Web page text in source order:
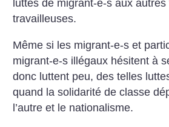
luttes de migrant-e-s aux
travailleuses.
Même si les migrant-e-s et
migrant-e-s illégaux hésitent à
donc luttent peu, des telles
quand la solidarité de classe
l’autre et le nationalisme.